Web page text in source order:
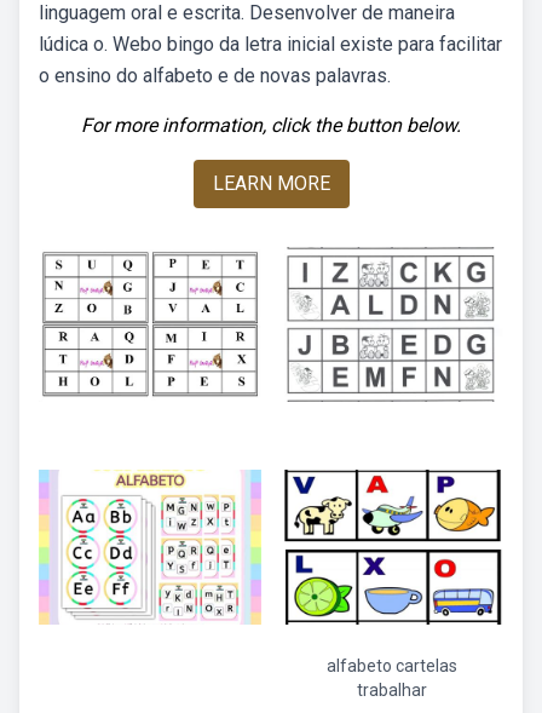
linguagem oral e escrita. Desenvolver de maneira
lúdica o. Webo bingo da letra inicial existe para facilitar
o ensino do alfabeto e de novas palavras.
For more information, click the button below.
LEARN MORE
alfabeto cartelas
trabalhar